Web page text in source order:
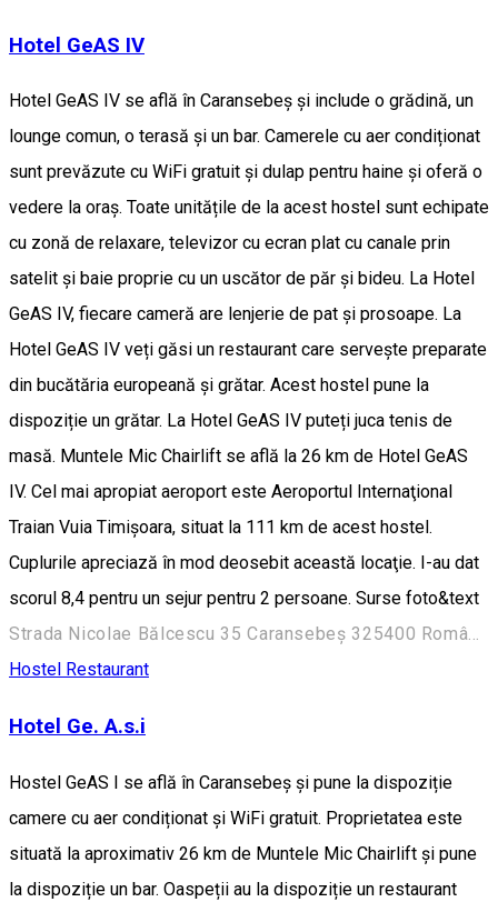
Hotel GeAS IV
Hotel GeAS IV se află în Caransebeş și include o grădină, un
lounge comun, o terasă și un bar. Camerele cu aer condiționat
sunt prevăzute cu WiFi gratuit și dulap pentru haine și oferă o
vedere la oraș. Toate unitățile de la acest hostel sunt echipate
cu zonă de relaxare, televizor cu ecran plat cu canale prin
satelit și baie proprie cu un uscător de păr și bideu. La Hotel
GeAS IV, fiecare cameră are lenjerie de pat și prosoape. La
Hotel GeAS IV veți găsi un restaurant care servește preparate
din bucătăria europeană și grătar. Acest hostel pune la
dispoziție un grătar. La Hotel GeAS IV puteți juca tenis de
masă. Muntele Mic Chairlift se află la 26 km de Hotel GeAS
IV. Cel mai apropiat aeroport este Aeroportul Internaţional
Traian Vuia Timișoara, situat la 111 km de acest hostel.
Cuplurile apreciază în mod deosebit această locaţie. I-au dat
scorul 8,4 pentru un sejur pentru 2 persoane. Surse foto&text
Strada Nicolae Bălcescu 35 Caransebeș 325400 România
Hostel Restaurant
Hotel Ge. A.s.i
Hostel GeAS I se află în Caransebeş și pune la dispoziție
camere cu aer condiționat și WiFi gratuit. Proprietatea este
situată la aproximativ 26 km de Muntele Mic Chairlift și pune
la dispoziție un bar. Oaspeții au la dispoziție un restaurant